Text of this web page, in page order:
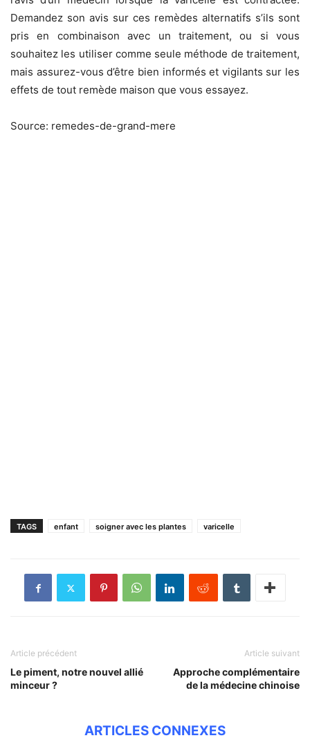
Demandez son avis sur ces remèdes alternatifs s’ils sont
pris en combinaison avec un traitement, ou si vous
souhaitez les utiliser comme seule méthode de traitement,
mais assurez-vous d’être bien informés et vigilants sur les
effets de tout remède maison que vous essayez.
Source: remedes-de-grand-mere
TAGS enfant soigner avec les plantes varicelle
Article précédent
Le piment, notre nouvel allié
minceur ?
Article suivant
Approche complémentaire
de la médecine chinoise
ARTICLES CONNEXES